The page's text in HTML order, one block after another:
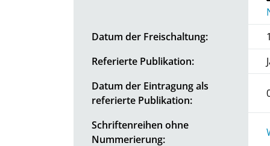
Datum der Freischaltung:
Referierte Publikation:
Datum der Eintragung als
referierte Publikation:
Schriftenreihen ohne
Nummerierung: